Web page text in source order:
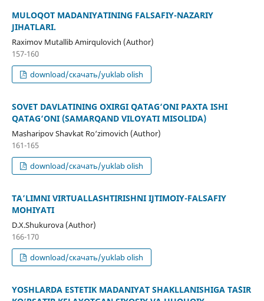
MULOQOT MADANIYATINING FALSAFIY-NAZARIY
JIHATLARI.
Raximov Mutallib Amirqulovich (Author)
157-160
download/скачать/yuklab olish
SOVET DAVLATINING OXIRGI QATAG‘ONI PAXTA ISHI
QATAG‘ONI (SAMARQAND VILOYATI MISOLIDA)
Masharipov Shavkat Ro‘zimovich (Author)
161-165
download/скачать/yuklab olish
TA’LIMNI VIRTUALLASHTIRISHNI IJTIMOIY-FALSAFIY
MOHIYATI
D.X.Shukurova (Author)
166-170
download/скачать/yuklab olish
YOSHLARDA ESTETIK MADANIYAT SHAKLLANISHIGA TA`SIR